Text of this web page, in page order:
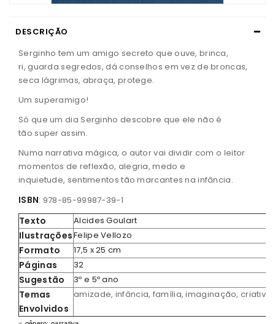
DESCRIÇÃO
Serginho tem um amigo secreto que ouve, brinca,
ri, guarda segredos, dá conselhos em vez de broncas,
seca lágrimas, abraça, protege.
Um superamigo!
Só que um dia Serginho descobre que ele não é
tão super assim.
Numa narrativa mágica, o autor vai dividir com o leitor
momentos de reflexão, alegria, medo e
inquietude, sentimentos tão marcantes na infância.
ISBN: 978-85-99987-39-1
Texto Alcides Goulart
IlustraçõesFelipe Vellozo
Formato 17,5 x 25 cm
Páginas 32
Sugestão 3º e 5º ano
Temas
Envolvidos
amizade, infância, família, imaginação,